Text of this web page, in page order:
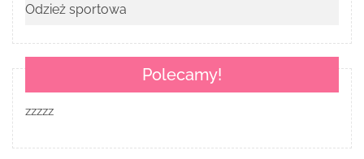
Odzież sportowa
Polecamy!
zzzzz